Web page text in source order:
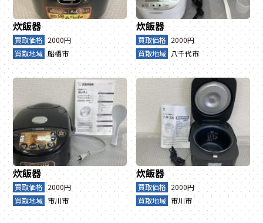
炊飯器
買取価格 2000円
買取地域 船橋市
炊飯器
買取価格 2000円
買取地域 八千代市
炊飯器
買取価格 2000円
買取地域 市川市
炊飯器
買取価格 2000円
買取地域 市川市